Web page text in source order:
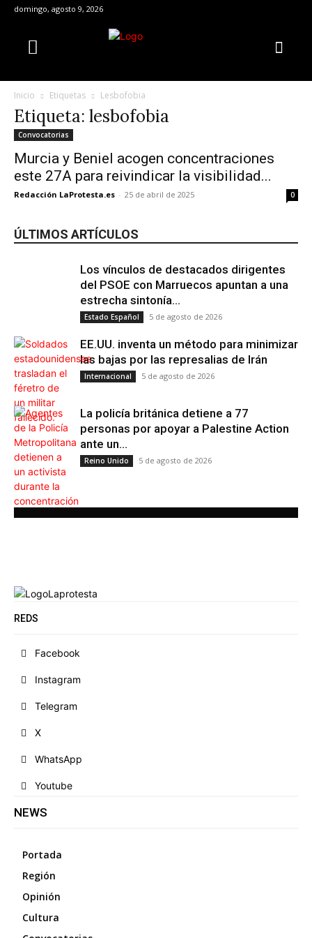
domingo, agosto 9, 2026
Inicio Etiquetas Lesbofobia
Etiqueta: lesbofobia
Convocatorias
Murcia y Beniel acogen concentraciones
este 27A para reivindicar la visibilidad...
Redacción LaProtesta.es - 25 de abril de 2025 0
ÚLTIMOS ARTÍCULOS
Los vínculos de destacados dirigentes
del PSOE con Marruecos apuntan a una
estrecha sintonía...
Estado Español 5 de agosto de 2026
EE.UU. inventa un método para minimizar
las bajas por las represalias de Irán
Internacional 5 de agosto de 2026
La policía británica detiene a 77
personas por apoyar a Palestine Action
ante un...
Reino Unido 5 de agosto de 2026
REDS
Facebook
Instagram
Telegram
X
WhatsApp
Youtube
NEWS
Portada
Región
Opinión
Cultura